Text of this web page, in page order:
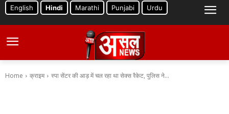
English Hindi Marathi Punjabi Urdu
Home क्राइम स्पा सेंटर की आड़ में चल रहा था सेक्स रैकेट, पुलिस ने...